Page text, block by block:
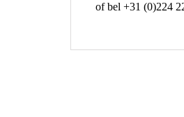
of bel +31 (0)224